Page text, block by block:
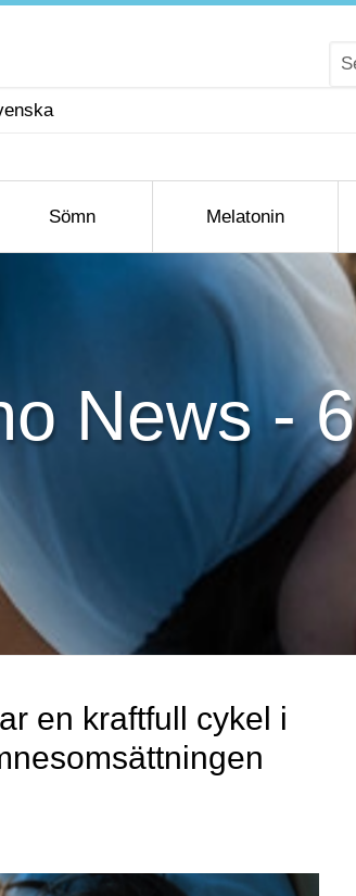
Sömn Melatonin
News - 6
en kraftfull cykel i